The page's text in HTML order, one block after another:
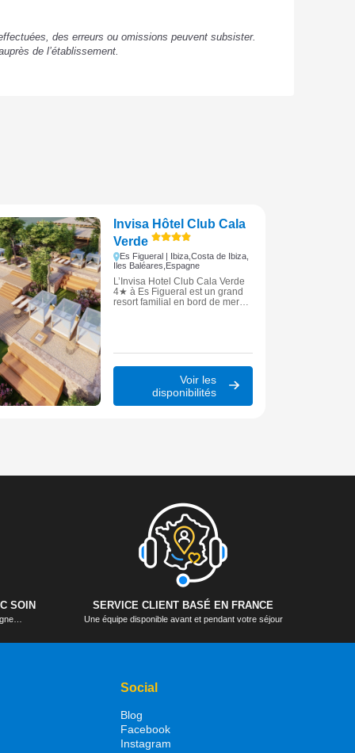
des erreurs ou omissions peuvent subsister.
de l’établissement.
Invisa Hôtel Club Cala
Verde
Es Figueral | Ibiza,Costa de Ibiza,
Iles Baléares, Espagne
L’Invisa Hotel Club Cala Verde
4★ à Es Figueral est un grand
resort familial en bord de mer
Méditerranée dans un
Voir les
disponibilités
SOIN SERVICE CLIENT BASÉ EN FRANCE
Une équipe disponible avant et pendant votre séjour
Social
Blog
Facebook
Instagram